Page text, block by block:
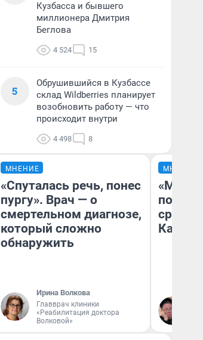
Кузбасса и бывшего
миллионера Дмитрия
Беглова
4 524 15
5
Обрушившийся в Кузбассе
склад Wildberries планирует
возобновить работу — что
происходит внутри
4 498 8
МНЕНИЕ
«Спуталась речь, понес
пургу». Врач — о
смертельном диагнозе,
который сложно
обнаружить
Ирина Волкова
Главврач клиники
«Реабилитация доктора
Волковой»
МНЕНИЕ